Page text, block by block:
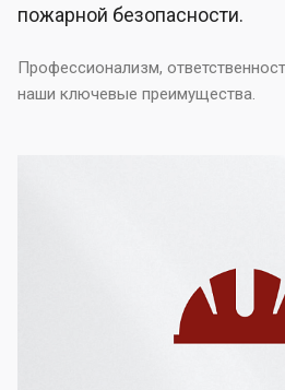
пожарной безопасности.
Профессионализм,
наши ключевые преимущества.